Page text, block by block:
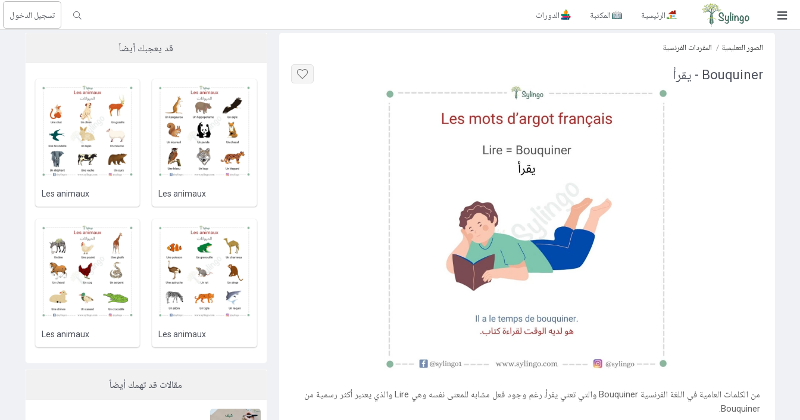
الرئيسية المكتبة الدورات تسجيل الدخول
الصور التعليمية المفردات الفرنسية
Bouquiner - يقرأ
من الكلمات العامية في اللغة الفرنسية Bouquiner والتي تعني يقرأ، رغم وجود فعل مشابه للمعنى نفسه وهي Lire والذي يعتبر أكثر رسمية من
Bouquiner.
قد يعجبك أيضاً
Les animaux
Les animaux
Les animaux
Les animaux
مقالات قد تهمك أيضاً